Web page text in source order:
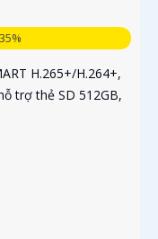
H.265+/H.264+,
trợ thẻ SD 512GB,